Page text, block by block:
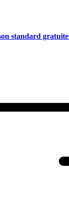
standard gratuite